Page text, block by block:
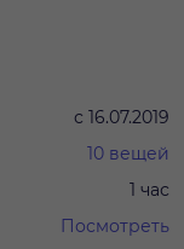
с 16.07.2019
10 вещей
1 час
Посмотреть